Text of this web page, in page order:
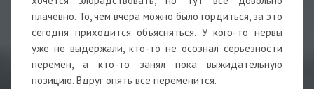
плачевно. То, чем вчера можно было гордиться, за это
сегодня приходится объясняться. У кого-то нервы
уже не выдержали, кто-то не осознал серьезности
перемен, а кто-то занял пока выжидательную
позицию. Вдруг опять все переменится.